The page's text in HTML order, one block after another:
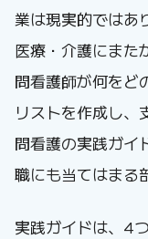
業は現実的ではあ
医療・介護にまた
問看護師が何をど
リストを作成し、
問看護の実践ガイ
職にも当てはまる
実践ガイドは、4